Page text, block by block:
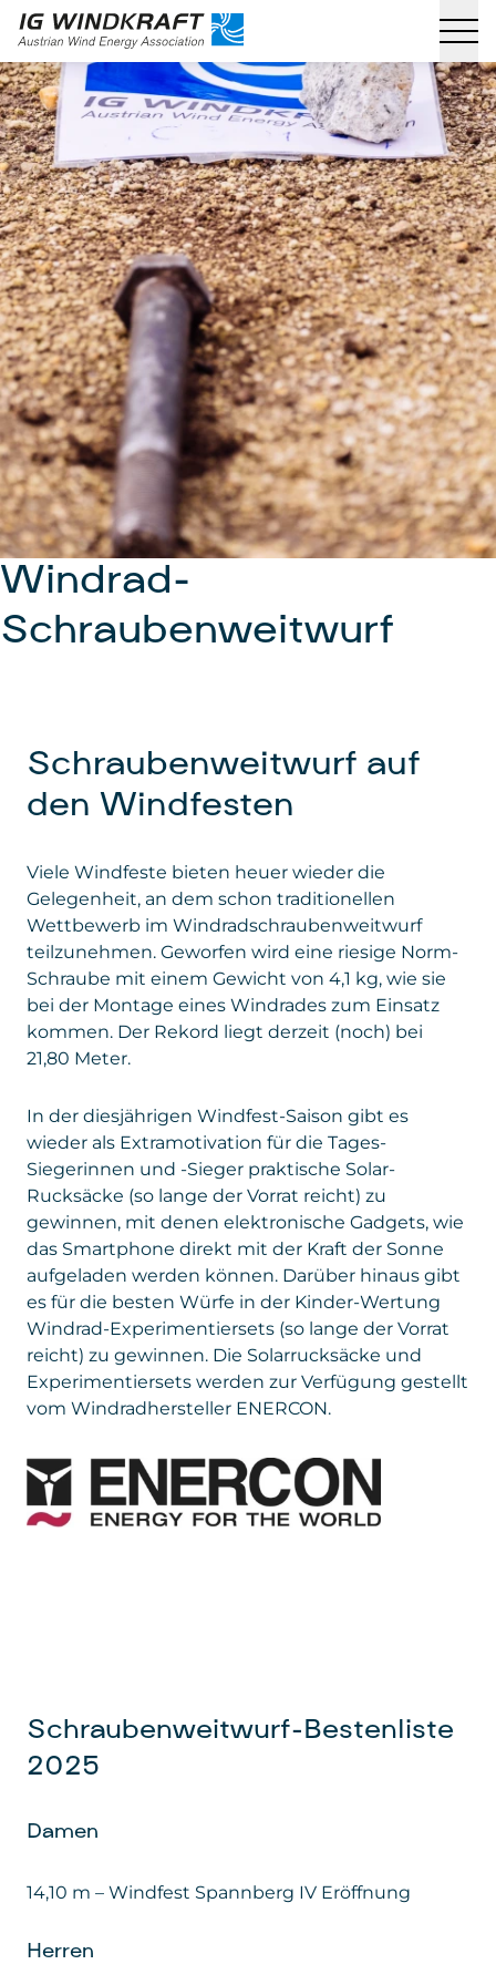
Windrad-
Schraubenweitwurf
Schraubenweitwurf auf
den Windfesten
Viele Windfeste bieten heuer wieder die
Gelegenheit, an dem schon traditionellen
Wettbewerb im Windradschraubenweitwurf
teilzunehmen. Geworfen wird eine riesige Norm-
Schraube mit einem Gewicht von 4,1 kg, wie sie
bei der Montage eines Windrades zum Einsatz
kommen. Der Rekord liegt derzeit (noch) bei
21,80 Meter.
In der diesjährigen Windfest-Saison gibt es
wieder als Extramotivation für die Tages-
Siegerinnen und -Sieger praktische Solar-
Rucksäcke (so lange der Vorrat reicht) zu
gewinnen, mit denen elektronische Gadgets, wie
das Smartphone direkt mit der Kraft der Sonne
aufgeladen werden können. Darüber hinaus gibt
es für die besten Würfe in der Kinder-Wertung
Windrad-Experimentiersets (so lange der Vorrat
reicht) zu gewinnen. Die Solarrucksäcke und
Experimentiersets werden zur Verfügung gestellt
vom Windradhersteller ENERCON.
Schraubenweitwurf-Bestenliste
2025
Damen
14,10 m – Windfest Spannberg IV Eröffnung
Herren